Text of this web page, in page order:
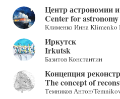
Центр астрономии
Center for
Клименко Инна Klimenko
Иркутск
Irkutsk
Базитов Константин
Концепция
The concept of
Темников Антон/